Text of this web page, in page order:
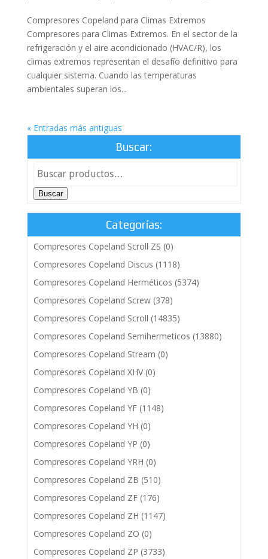
Compresores Copeland para Climas Extremos
Compresores para Climas Extremos. En el sector de la
refrigeración y el aire acondicionado (HVAC/R), los
climas extremos representan el desafío definitivo para
cualquier sistema. Cuando las temperaturas
ambientales superan los...
« Entradas más antiguas
Buscar:
Buscar
Categorías:
Compresores Copeland Scroll ZS (0)
Compresores Copeland Discus (1118)
Compresores Copeland Herméticos (5374)
Compresores Copeland Screw (378)
Compresores Copeland Scroll (14835)
Compresores Copeland Semihermeticos (13880)
Compresores Copeland Stream (0)
Compresores Copeland XHV (0)
Compresores Copeland YB (0)
Compresores Copeland YF (1148)
Compresores Copeland YH (0)
Compresores Copeland YP (0)
Compresores Copeland YRH (0)
Compresores Copeland ZB (510)
Compresores Copeland ZF (176)
Compresores Copeland ZH (1147)
Compresores Copeland ZO (0)
Compresores Copeland ZP (3733)